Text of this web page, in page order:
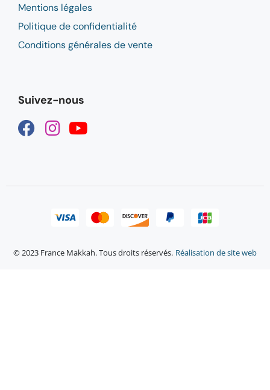
Mentions légales
Politique de confidentialité
Conditions générales de vente
Suivez-nous
© 2023 France Makkah. Tous droits réservés. Réalisation de site web